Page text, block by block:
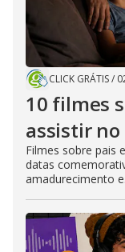
CLICK GRÁTIS/
10 filmes
assistir
Filmes sobre pais
datas
amadurecimento